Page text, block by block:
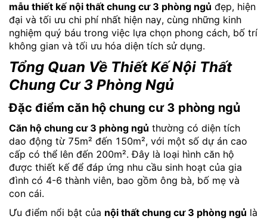
mẫu thiết kế nội thất chung cư 3 phòng ngủ đẹp, hiện
đại và tối ưu chi phí nhất hiện nay, cùng những kinh
nghiệm quý báu trong việc lựa chọn phong cách, bố trí
không gian và tối ưu hóa diện tích sử dụng.
Tổng Quan Về Thiết Kế Nội Thất
Chung Cư 3 Phòng Ngủ
Đặc điểm căn hộ chung cư 3 phòng ngủ
Căn hộ chung cư 3 phòng ngủ thường có diện tích
dao động từ 75m² đến 150m², với một số dự án cao
cấp có thể lên đến 200m². Đây là loại hình căn hộ
được thiết kế để đáp ứng nhu cầu sinh hoạt của gia
đình có 4-6 thành viên, bao gồm ông bà, bố mẹ và
con cái.
Ưu điểm nổi bật của nội thất chung cư 3 phòng ngủ là